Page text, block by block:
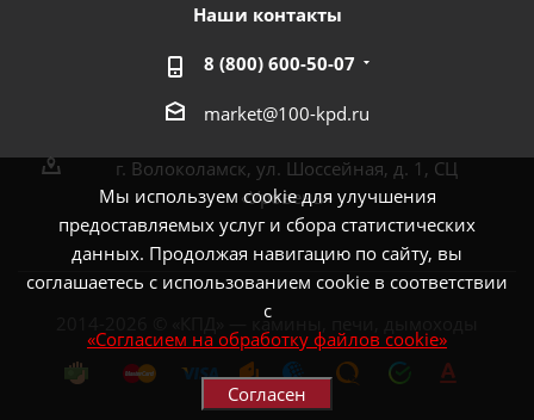
Мы используем cookie для улучшения
предоставляемых услуг и сбора статистических
данных. Продолжая навигацию по сайту, вы
соглашаетесь с использованием cookie в соответствии
с
«Согласием на обработку файлов cookie»
Согласен
Наши контакты
8 (800) 600-50-07
market@100-kpd.ru
г. Волоколамск, ул. Шоссейная, д. 1, СЦ
«Уровень»
2014-2026 © «КПД» — камины, печи, дымоходы